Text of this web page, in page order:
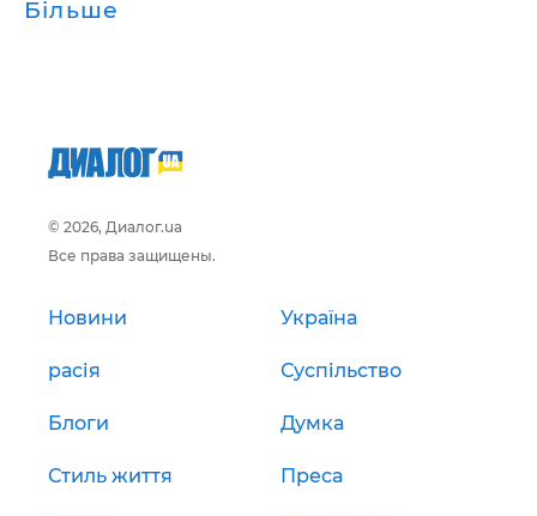
Більше
© 2026, Диалог.ua
Все права защищены.
Новини Україна
расія Суспільство
Блоги Думка
Стиль життя Преса